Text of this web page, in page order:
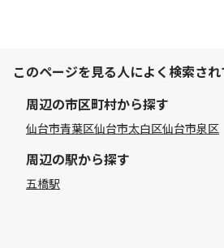
このページを見る人によく検索さ
周辺の市区町村から探す
仙台市青葉区仙台市太白区仙台市泉区
周辺の駅から探す
五橋駅